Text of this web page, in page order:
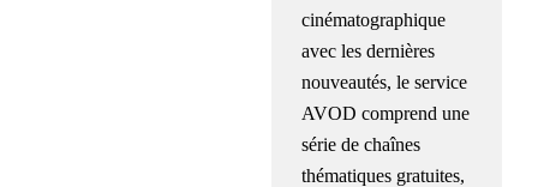
cinématographique
avec les dernières
nouveautés, le service
AVOD comprend une
série de chaînes
thématiques gratuites,